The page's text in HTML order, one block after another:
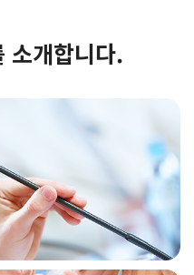
소개합니다.